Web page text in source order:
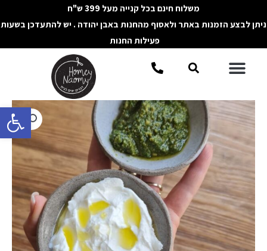
פתח
לתוכן
משלוח חינם בכל קנייה מעל 399 ש"ח
ניתן לבצע הזמנות באתר ולאסוף מהחנות באבן יהודה . יש להתעדכן בשעות
פעילות החנות
תפריטחיפוש
כמות
של
קעריות
קרמיקה
עבודת